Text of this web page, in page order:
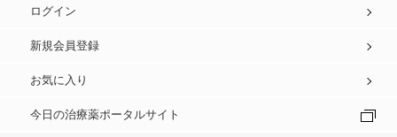
ログイン
新規会員登録
お気に入り
今日の治療薬ポータルサイト